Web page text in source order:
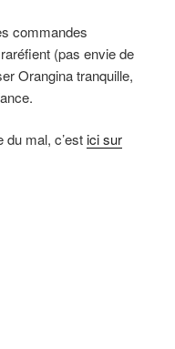
commandes
(pas envie de
Orangina tranquille,
mal, c’estici sur